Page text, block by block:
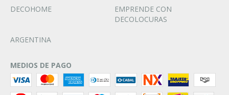
DECOHOME
EMPRENDE CON
DECOLOCURAS
ARGENTINA
MEDIOS DE PAGO